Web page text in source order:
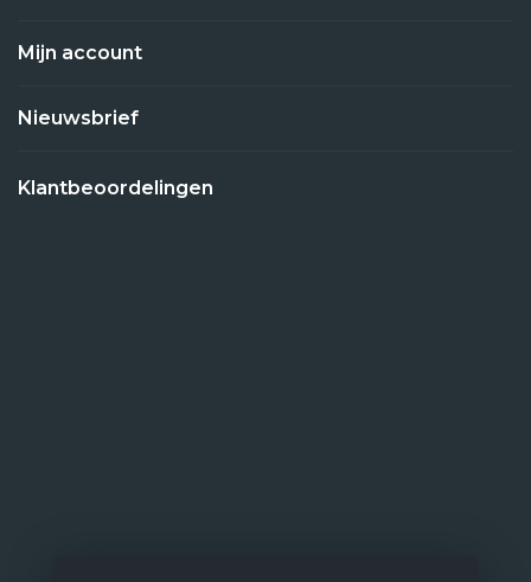
Mijn account
Nieuwsbrief
Klantbeoordelingen